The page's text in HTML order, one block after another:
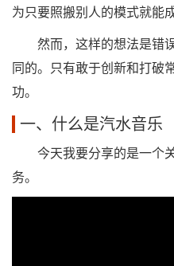
为只要照搬别人的模式就能成
然而，这样的想法是错
同的。只有敢于创新和打破
功。
一、什么是汽水音乐
今天我要分享的是一个
务。